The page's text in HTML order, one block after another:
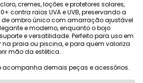
cremes, loções e protetores solares,
contra raios UVA e UVB, preservando a
de ombro único com amarração ajustável
e moderno, enquanto o bojo
e versatilidade. Perfeito para uso em
praia ou piscina, e para quem valoriza
mão da estética.
acompanha demais peças e acessórios.